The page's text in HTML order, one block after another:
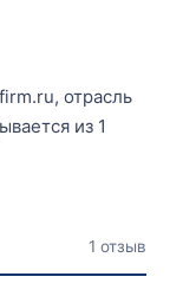
отрасль
из 1
1 отзыв